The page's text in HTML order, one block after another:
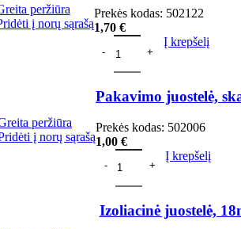
peržiūra
į norų sąrašą
Prekės kodas: 502122
1,70 €
Į krepšelį
peržiūra
į norų sąrašą
Pakavimo juostelė,
Prekės kodas: 502006
1,00 €
Į krepšelį
Izoliacinė juostelė,